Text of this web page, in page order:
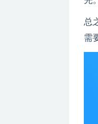
总
需